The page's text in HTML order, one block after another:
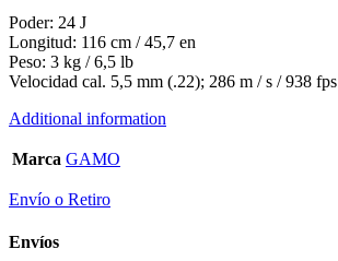
Poder: 24 J
Longitud: 116 cm / 45,7 en
Peso: 3 kg / 6,5 lb
Velocidad cal. 5,5 mm (.22); 286 m / s / 938 fps
Additional information
Marca GAMO
Envío o Retiro
Envíos